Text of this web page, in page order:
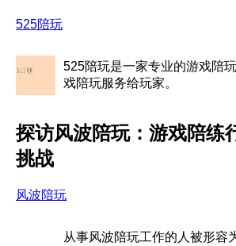
525陪玩
525陪玩是一家专业的游戏陪
戏陪玩服务给玩家。
探访风波陪玩：游戏陪练
挑战
风波陪玩
从事风波陪玩工作的人被形容